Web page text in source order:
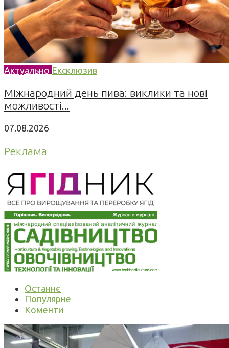
Актуально Ексклюзив
Міжнародний день пива: виклики та нові
можливості...
07.08.2026
Реклама
Останнє
Популярне
Коменти